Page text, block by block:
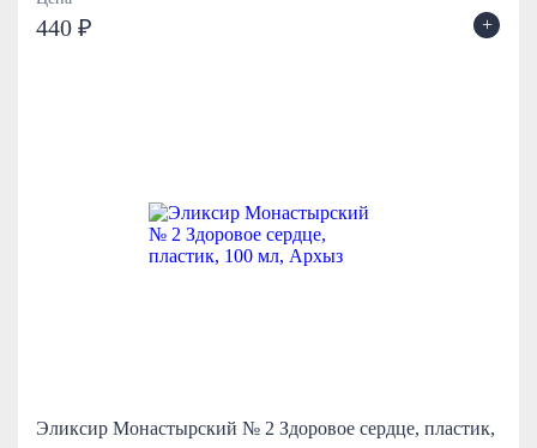
440 ₽ +
Эликсир Монастырский № 2 Здоровое сердце, пластик,